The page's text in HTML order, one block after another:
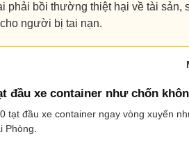
phải bồi thường thiệt hại về tài sản,
người bị tai nạn.
đầu xe container như chốn
tạt đầu xe container ngay vòng xuyến